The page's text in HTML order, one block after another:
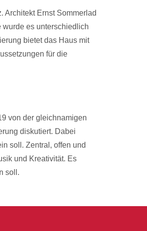
Architekt Ernst Sommerlad
wurde es unterschiedlich
bietet das Haus mit
für die
von der gleichnamigen
diskutiert. Dabei
soll. Zentral, offen und
und Kreativität. Es
soll.